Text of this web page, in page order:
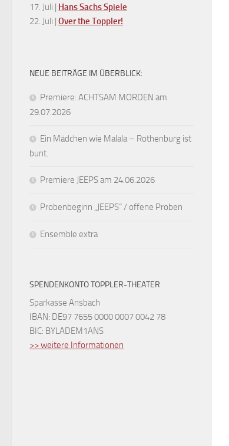
17. Juli | Hans Sachs Spiele
22. Juli | Over the Toppler!
NEUE BEITRÄGE IM ÜBERBLICK:
Premiere: ACHTSAM MORDEN am
29.07.2026
Ein Mädchen wie Malala – Rothenburg ist
bunt.
Premiere JEEPS am 24.06.2026
Probenbeginn „JEEPS“ / offene Proben
Ensemble extra
SPENDENKONTO TOPPLER-THEATER
Sparkasse Ansbach
IBAN: DE97 7655 0000 0007 0042 78
BIC: BYLADEM1ANS
>> weitere Informationen